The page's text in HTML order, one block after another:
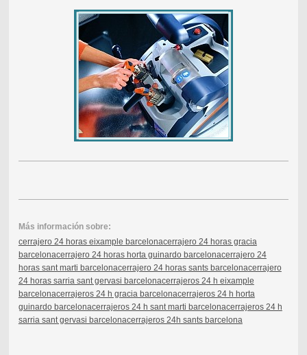
Más información sobre:
cerrajero 24 horas eixample barcelonacerrajero 24 horas gracia
barcelonacerrajero 24 horas horta guinardo barcelonacerrajero 24
horas sant marti barcelonacerrajero 24 horas sants barcelonacerrajero
24 horas sarria sant gervasi barcelonacerrajeros 24 h eixample
barcelonacerrajeros 24 h gracia barcelonacerrajeros 24 h horta
guinardo barcelonacerrajeros 24 h sant marti barcelonacerrajeros 24 h
sarria sant gervasi barcelonacerrajeros 24h sants barcelona